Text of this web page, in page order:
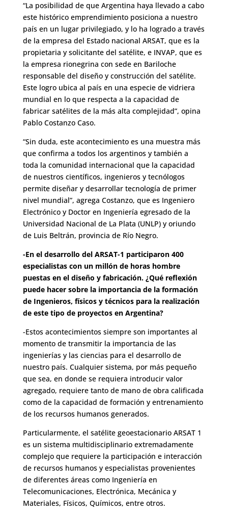
“La posibilidad de que Argentina haya llevado a cabo
este histórico emprendimiento posiciona a nuestro
país en un lugar privilegiado, y lo ha logrado a través
de la empresa del Estado nacional ARSAT, que es la
propietaria y solicitante del satélite, e INVAP, que es
la empresa rionegrina con sede en Bariloche
responsable del diseño y construcción del satélite.
Este logro ubica al país en una especie de vidriera
mundial en lo que respecta a la capacidad de
fabricar satélites de la más alta complejidad”, opina
Pablo Costanzo Caso.
“Sin duda, este acontecimiento es una muestra más
que confirma a todos los argentinos y también a
toda la comunidad internacional que la capacidad
de nuestros científicos, ingenieros y tecnólogos
permite diseñar y desarrollar tecnología de primer
nivel mundial”, agrega Costanzo, que es Ingeniero
Electrónico y Doctor en Ingeniería egresado de la
Universidad Nacional de La Plata (UNLP) y oriundo
de Luis Beltrán, provincia de Río Negro.
-En el desarrollo del ARSAT-1 participaron 400
especialistas con un millón de horas hombre
puestas en el diseño y fabricación. ¿Qué reflexión
puede hacer sobre la importancia de la formación
de Ingenieros, físicos y técnicos para la realización
de este tipo de proyectos en Argentina?
-Estos acontecimientos siempre son importantes al
momento de transmitir la importancia de las
ingenierías y las ciencias para el desarrollo de
nuestro país. Cualquier sistema, por más pequeño
que sea, en donde se requiera introducir valor
agregado, requiere tanto de mano de obra calificada
como de la capacidad de formación y entrenamiento
de los recursos humanos generados.
Particularmente, el satélite geoestacionario ARSAT 1
es un sistema multidisciplinario extremadamente
complejo que requiere la participación e interacción
de recursos humanos y especialistas provenientes
de diferentes áreas como Ingeniería en
Telecomunicaciones, Electrónica, Mecánica y
Materiales, Físicos, Químicos, entre otros.